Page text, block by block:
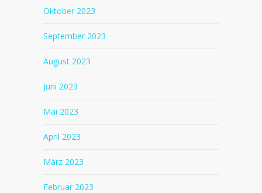
Oktober 2023
September 2023
August 2023
Juni 2023
Mai 2023
April 2023
März 2023
Februar 2023